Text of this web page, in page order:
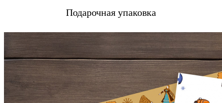
Подарочная упаковка